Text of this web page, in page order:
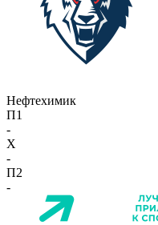
Нефтехимик
П1
-
X
-
П2
-